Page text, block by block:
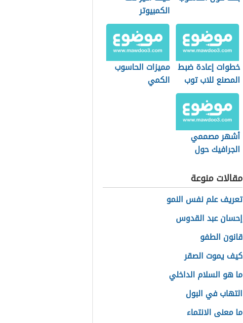
الكمبيوتر
خطوات إعادة ضبط
المصنع للاب توب
Lenovo
مميزات الحاسوب
الكمي
أشهر مصممي
الجرافيك حول
مقالات منوعة
تعريف علم نفس النمو
إحسان عبد القدوس
قانون الطفو
كيف يموت الصقر
ما هو السلام الداخلي
التهاب في البول
ما معنى الانتماء